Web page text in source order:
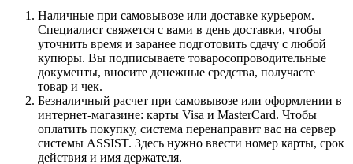
Наличные при самовывозе или доставке курьером.
Специалист свяжется с вами в день доставки, чтобы
уточнить время и заранее подготовить сдачу с любой
купюры. Вы подписываете товаросопроводительные
документы, вносите денежные средства, получаете
товар и чек.
Безналичный расчет при самовывозе или оформлении в
интернет-магазине: карты Visa и MasterCard. Чтобы
оплатить покупку, система перенаправит вас на сервер
системы ASSIST. Здесь нужно ввести номер карты, срок
действия и имя держателя.